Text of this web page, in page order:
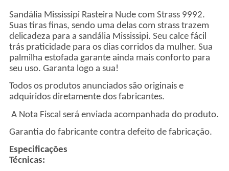
Sandália Mississipi Rasteira Nude com Strass 9992.
Suas tiras finas, sendo uma delas com strass trazem
delicadeza para a sandália Mississipi. Seu calce fácil
trás praticidade para os dias corridos da mulher. Sua
palmilha estofada garante ainda mais conforto para
seu uso. Garanta logo a sua!
Todos os produtos anunciados são originais e
adquiridos diretamente dos fabricantes.
A Nota Fiscal será enviada acompanhada do produto.
Garantia do fabricante contra defeito de fabricação.
Especificações